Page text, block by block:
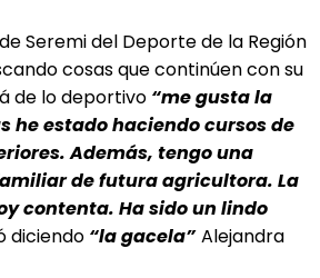
Seremi del Deporte de la Región
cosas que continúen con su
de lo deportivo “me gusta la
he estado haciendo cursos de
Además, tengo una
de futura agricultora. La
contenta. Ha sido un lindo
diciendo “la gacela” Alejandra